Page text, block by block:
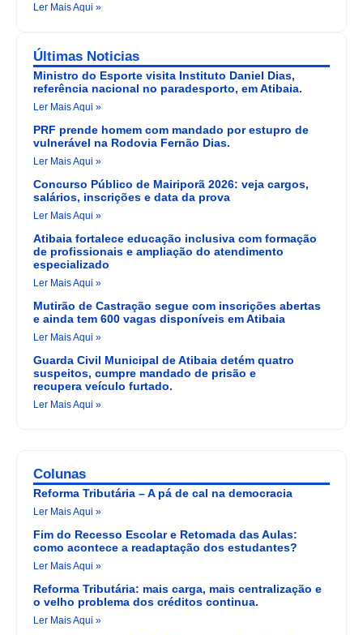
Ler Mais Aqui »
Últimas Noticias
Ministro do Esporte visita Instituto Daniel Dias,
referência nacional no paradesporto, em Atibaia.
Ler Mais Aqui »
PRF prende homem com mandado por estupro de
vulnerável na Rodovia Fernão Dias.
Ler Mais Aqui »
Concurso Público de Mairiporã 2026: veja cargos,
salários, inscrições e data da prova
Ler Mais Aqui »
Atibaia fortalece educação inclusiva com formação
de profissionais e ampliação do atendimento
especializado
Ler Mais Aqui »
Mutirão de Castração segue com inscrições abertas
e ainda tem 600 vagas disponíveis em Atibaia
Ler Mais Aqui »
Guarda Civil Municipal de Atibaia detém quatro
suspeitos, cumpre mandado de prisão e
recupera veículo furtado.
Ler Mais Aqui »
Colunas
Reforma Tributária – A pá de cal na democracia
Ler Mais Aqui »
Fim do Recesso Escolar e Retomada das Aulas:
como acontece a readaptação dos estudantes?
Ler Mais Aqui »
Reforma Tributária: mais carga, mais centralização e
o velho problema dos créditos continua.
Ler Mais Aqui »